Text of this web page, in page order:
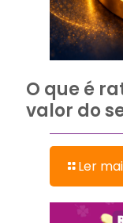
O que é
valor do
Ler